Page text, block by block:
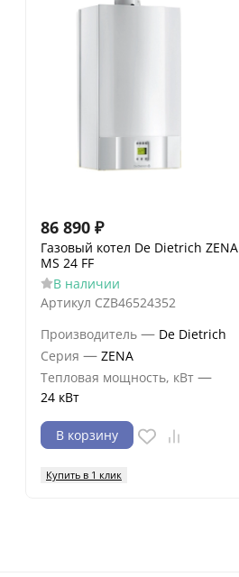
86 890 ₽
Газовый котел De Dietrich ZENA
MS 24 FF
В наличии
Артикул CZB46524352
Производитель — De Dietrich
Серия — ZENA
Тепловая мощность, кВт —
24 кВт
В корзину
Купить в 1 клик